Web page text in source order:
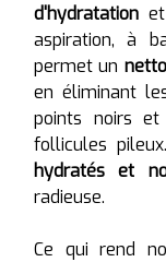
d'hydratation
aspiration, à
permet un
en éliminant
points noirs
follicules
hydratés et
radieuse.
Ce qui rend